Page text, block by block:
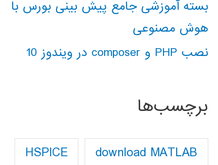
بسته آموزشی جامع پیش بینی بورس با
هوش مصنوعی
نصب PHP و composer در ویندوز 10
برچسب‌ها
download MATLAB
HSPICE